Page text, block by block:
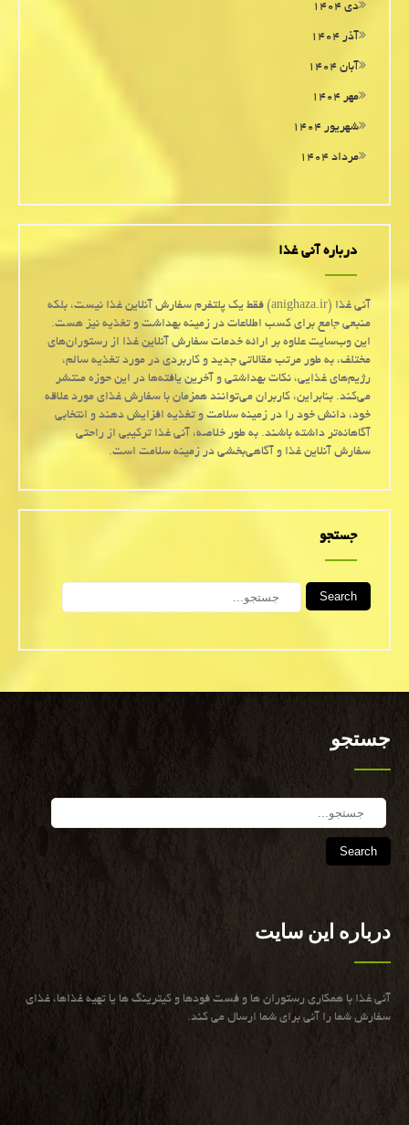
دی ۱۴۰۴
آذر ۱۴۰۴
آبان ۱۴۰۴
مهر ۱۴۰۴
شهریور ۱۴۰۴
مرداد ۱۴۰۴
درباره آنی غذا
آنی غذا (anighaza.ir) فقط یک پلتفرم سفارش آنلاین غذا نیست، بلکه
منبعی جامع برای کسب اطلاعات در زمینه بهداشت و تغذیه نیز هست.
این وب‌سایت علاوه بر ارائه خدمات سفارش آنلاین غذا از رستوران‌های
مختلف، به طور مرتب مقالاتی جدید و کاربردی در مورد تغذیه سالم،
رژیم‌های غذایی، نکات بهداشتی و آخرین یافته‌ها در این حوزه منتشر
می‌کند. بنابراین، کاربران می‌توانند همزمان با سفارش غذای مورد علاقه
خود، دانش خود را در زمینه سلامت و تغذیه افزایش دهند و انتخابی
آگاهانه‌تر داشته باشند. به طور خلاصه، آنی غذا ترکیبی از راحتی
سفارش آنلاین غذا و آگاهی‌بخشی در زمینه سلامت است.
جستجو
Search
جستجو
درباره این سایت
آنی غذا با همكاری رستوران ها و فست فودها و كیترینگ ها یا تهیه غذاها، غذای
سفارش شما را آنی برای شما ارسال می كند.